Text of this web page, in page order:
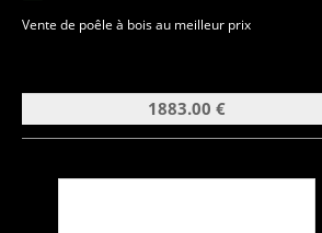
Vente de poêle à bois au meilleur prix
1883.00 €